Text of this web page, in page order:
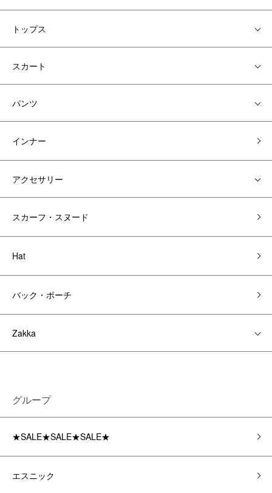
トップス
スカート
パンツ
インナー
アクセサリー
スカーフ・スヌード
Hat
バック・ポーチ
Zakka
グループ
★SALE★SALE★SALE★
エスニック